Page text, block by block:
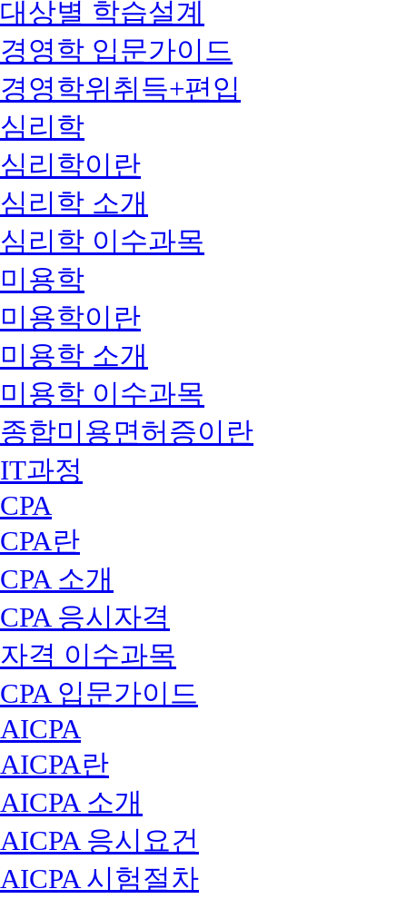
대상별 학습설계
경영학 입문가이드
경영학위취득+편입
심리학
심리학이란
심리학 소개
심리학 이수과목
미용학
미용학이란
미용학 소개
미용학 이수과목
종합미용면허증이란
IT과정
CPA
CPA란
CPA 소개
CPA 응시자격
자격 이수과목
CPA 입문가이드
AICPA
AICPA란
AICPA 소개
AICPA 응시요건
AICPA 시험절차